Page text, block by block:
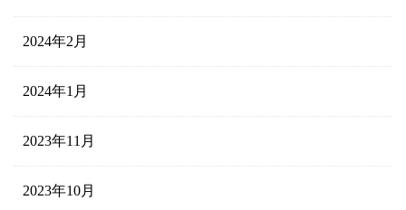
2024年2月
2024年1月
2023年11月
2023年10月